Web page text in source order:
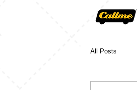
All Posts